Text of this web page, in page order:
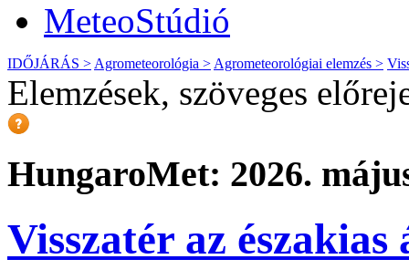
MeteoStúdió
IDŐJÁRÁS > Agrometeorológia > Agrometeorológiai elemzés >
Elemzések, szöveges
HungaroMet: 2026.
Visszatér az északias